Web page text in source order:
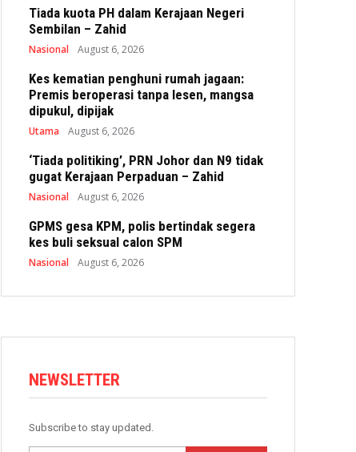
Tiada kuota PH dalam Kerajaan Negeri
Sembilan – Zahid
Nasional August 6, 2026
Kes kematian penghuni rumah jagaan:
Premis beroperasi tanpa lesen, mangsa
dipukul, dipijak
Utama August 6, 2026
‘Tiada politiking’, PRN Johor dan N9 tidak
gugat Kerajaan Perpaduan – Zahid
Nasional August 6, 2026
GPMS gesa KPM, polis bertindak segera
kes buli seksual calon SPM
Nasional August 6, 2026
NEWSLETTER
Subscribe to stay updated.